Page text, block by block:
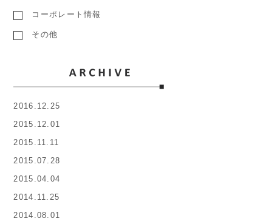
コーポレート情報
その他
2016.12.25
2015.12.01
2015.11.11
2015.07.28
2015.04.04
2014.11.25
2014.08.01